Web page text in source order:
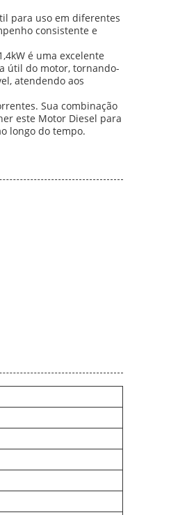
para uso em diferentes
consistente e
é uma excelente
útil do motor, tornando-
atendendo aos
Sua combinação
este Motor Diesel para
longo do tempo.